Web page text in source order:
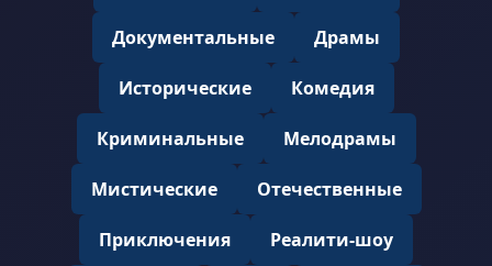
Документальные Драмы
Исторические Комедия
Криминальные Мелодрамы
Мистические Отечественные
Приключения Реалити-шоу